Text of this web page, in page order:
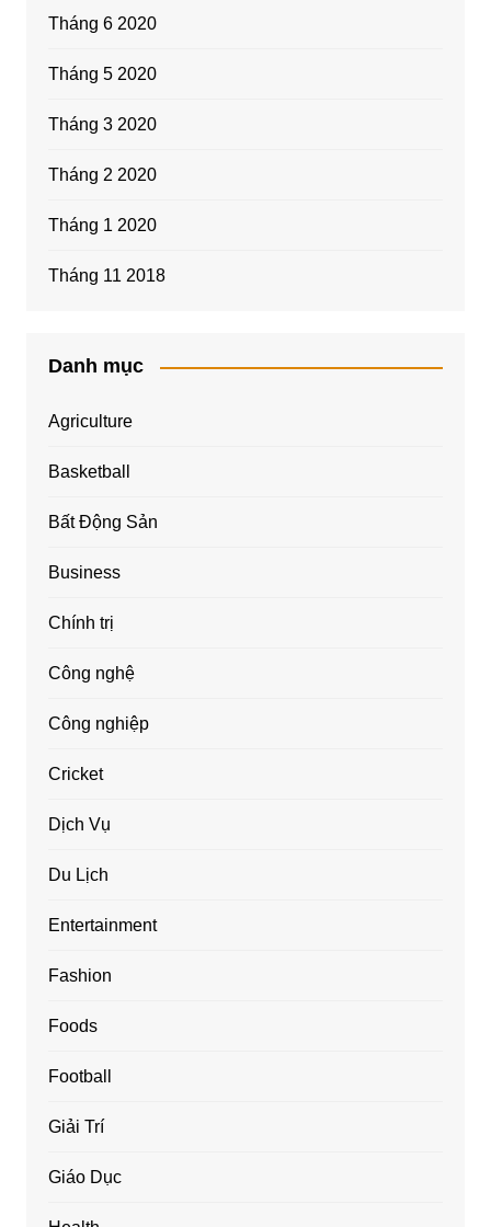
Tháng 6 2020
Tháng 5 2020
Tháng 3 2020
Tháng 2 2020
Tháng 1 2020
Tháng 11 2018
Danh mục
Agriculture
Basketball
Bất Động Sản
Business
Chính trị
Công nghệ
Công nghiệp
Cricket
Dịch Vụ
Du Lịch
Entertainment
Fashion
Foods
Football
Giải Trí
Giáo Dục